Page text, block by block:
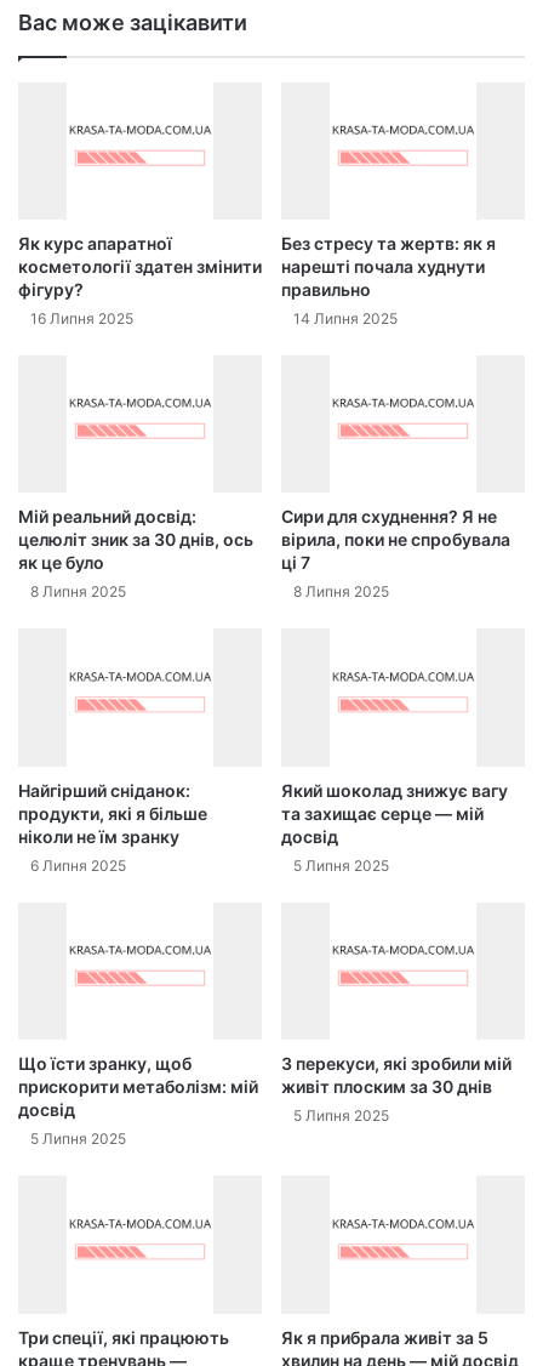
Вас може зацікавити
Як курс апаратної
косметології здатен змінити
фігуру?
16 Липня 2025
Без стресу та жертв: як я
нарешті почала худнути
правильно
14 Липня 2025
Мій реальний досвід:
целюліт зник за 30 днів, ось
як це було
8 Липня 2025
Сири для схуднення? Я не
вірила, поки не спробувала
ці 7
8 Липня 2025
Найгірший сніданок:
продукти, які я більше
ніколи не їм зранку
6 Липня 2025
Який шоколад знижує вагу
та захищає серце — мій
досвід
5 Липня 2025
Що їсти зранку, щоб
прискорити метаболізм: мій
досвід
5 Липня 2025
3 перекуси, які зробили мій
живіт плоским за 30 днів
5 Липня 2025
Три спеції, які працюють
краще тренувань —
Як я прибрала живіт за 5
хвилин на день — мій досвід